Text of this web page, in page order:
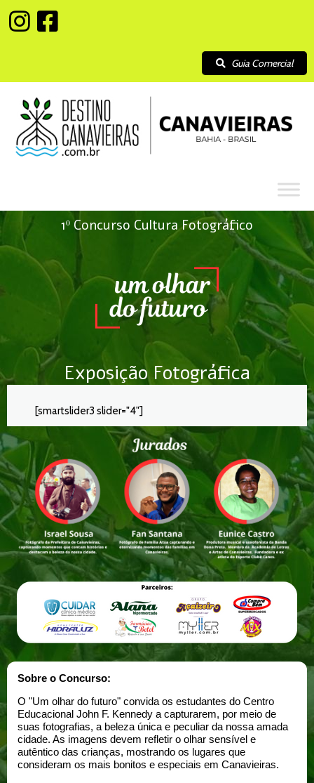
Guia Comercial
1º Concurso Cultura Fotográfico
Exposição Fotográfica
[smartslider3 slider="4"]
Sobre o Concurso:
O "Um olhar do futuro" convida os estudantes do Centro
Educacional John F. Kennedy a capturarem, por meio de
suas fotografias, a beleza única e peculiar da nossa amada
cidade. As imagens devem refletir o olhar sensível e
autêntico das crianças, mostrando os lugares que
consideram os mais bonitos e especiais em Canavieiras.